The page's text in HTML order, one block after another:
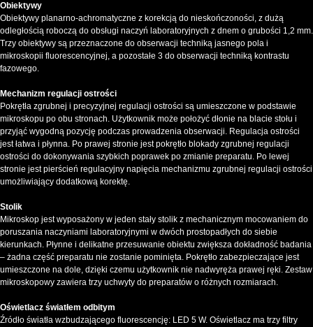
Obiektywy
Obiektywy planarno-achromatyczne z korekcją do nieskończoności, z dużą
odległością roboczą do obsługi naczyń laboratoryjnych z dnem o grubości 1,2 mm.
Trzy obiektywy są przeznaczone do obserwacji techniką jasnego pola i
mikroskopii fluorescencyjnej, a pozostałe 3 do obserwacji techniką kontrastu
fazowego.
Mechanizm regulacji ostrości
Pokrętła zgrubnej i precyzyjnej regulacji ostrości są umieszczone w podstawie
mikroskopu po obu stronach. Użytkownik może położyć dłonie na blacie stołu i
przyjąć wygodną pozycję podczas prowadzenia obserwacji. Regulacja ostrości
jest łatwa i płynna. Po prawej stronie jest pokrętło blokady zgrubnej regulacji
ostrości do dokonywania szybkich poprawek po zmianie preparatu. Po lewej
stronie jest pierścień regulacyjny napięcia mechanizmu zgrubnej regulacji ostrości
umożliwiający dodatkową korektę.
Stolik
Mikroskop jest wyposażony w jeden stały stolik z mechanicznym mocowaniem do
poruszania naczyniami laboratoryjnymi w dwóch prostopadłych do siebie
kierunkach. Płynne i delikatne przesuwanie obiektu zwiększa dokładność badania
– żadna część preparatu nie zostanie pominięta. Pokrętło zabezpieczające jest
umieszczone na dole, dzięki czemu użytkownik nie nadwyręża prawej ręki. Zestaw
mikroskopowy zawiera trzy uchwyty do preparatów o różnych rozmiarach.
Oświetlacz światłem odbitym
Źródło światła wzbudzającego fluorescencję: LED 5 W. Oświetlacz ma trzy filtry